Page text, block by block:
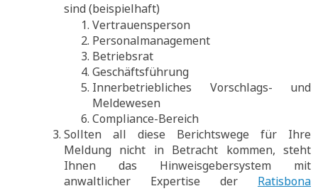
sind (beispielhaft)
Vertrauensperson
Personalmanagement
Betriebsrat
Geschäftsführung
Innerbetriebliches Vorschlags- und
Meldewesen
Compliance-Bereich
Sollten all diese Berichtswege für Ihre
Meldung nicht in Betracht kommen, steht
Ihnen das Hinweisgebersystem mit
anwaltlicher Expertise der Ratisbona